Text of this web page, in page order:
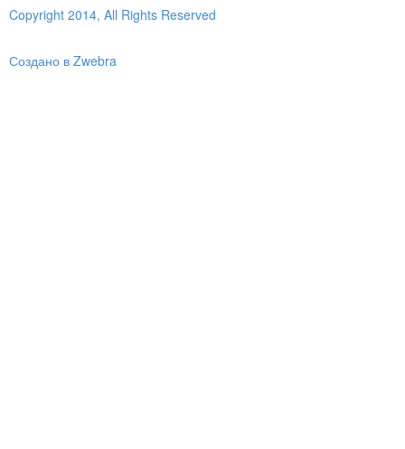
Copyright 2014, All Rights Reserved
Создано в Zwebra